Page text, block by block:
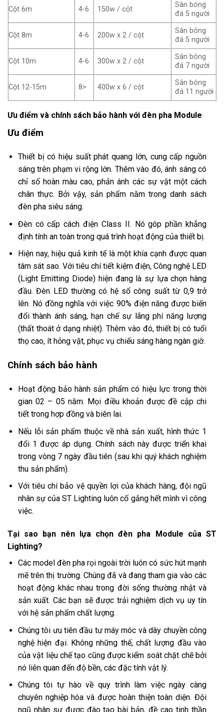
Cột 6m 4-6 150w / cột
Sân bóng
đá 5 người
Cột 8m 4-6 200w x 2 / cột
Sân bóng
đá 5 người
Cột 10m 4-6 300w x 2 / cột
Sân bóng
đá 7 người
Cột 12-15m 8> 400w x 6 / cột
Sân bóng
đá 11 người
Ưu điểm và chính sách bảo hành với đèn pha Module
Ưu điểm
Thiết bị có hiệu suất phát quang lớn, cung cấp nguồn
sáng trên phạm vi rộng lớn. Thêm vào đó, ánh sáng có
chỉ số hoàn màu cao, phản ánh các sự vật một cách
chân thực. Bởi vậy, sản phẩm nằm trong danh sách
đèn pha siêu sáng.
Đèn có cấp cách điện Class II. Nó góp phần khẳng
định tính an toàn trong quá trình hoạt động của thiết bị.
Hiện nay, hiệu quả kinh tế là một khía cạnh được quan
tâm sát sao. Với tiêu chí tiết kiệm điện, Công nghệ LED
(Light Emitting Diode) hiện đang là sự lựa chọn hàng
đầu. Đèn LED thường có hệ số công suất từ 0,9 trở
lên. Nó đồng nghĩa với việc 90% điện năng được biến
đổi thành ánh sáng, hạn chế sự lãng phí năng lượng
(thất thoát ở dạng nhiệt). Thêm vào đó, thiết bị có tuổi
thọ cao, ít hỏng vặt, phục vụ chiếu sáng hàng ngàn giờ.
Chính sách bảo hành
Hoạt động bảo hành sản phẩm có hiệu lực trong thời
gian 02 – 05 năm. Mọi điều khoản được đề cập chi
tiết trong hợp đồng và biên lai.
Nếu lỗi sản phẩm thuộc về nhà sản xuất, hình thức 1
đổi 1 được áp dụng. Chính sách này được triển khai
trong vòng 7 ngày đầu tiên (sau khi quý khách nghiệm
thu sản phẩm).
Với tiêu chí bảo vệ quyền lợi của khách hàng, đội ngũ
nhân sự của ST Lighting luôn cố gắng hết mình vì công
việc.
Tại sao bạn nên lựa chọn đèn pha Module của ST
Lighting?
Các model đèn pha rọi ngoài trời luôn có sức hút mạnh
mẽ trên thị trường. Chúng đã và đang tham gia vào các
hoạt động khác nhau trong đời sống thường nhật và
sản xuất. Các bạn sẽ được trải nghiệm dịch vụ uy tín
với hệ sản phẩm chất lượng.
Chúng tôi ưu tiên đầu tư máy móc và dây chuyền công
nghệ hiện đại. Không những thế, chất lượng đầu vào
của vật liệu chế tạo cũng được kiểm soát chặt chẽ bởi
nó liên quan đến độ bền, các đặc tính vật lý.
Chúng tôi tự hào về quy trình làm việc ngày càng
chuyên nghiệp hóa và được hoàn thiện toàn diện. Đội
ngũ nhân sự được đào tạo bài bản, đề cao tinh thần